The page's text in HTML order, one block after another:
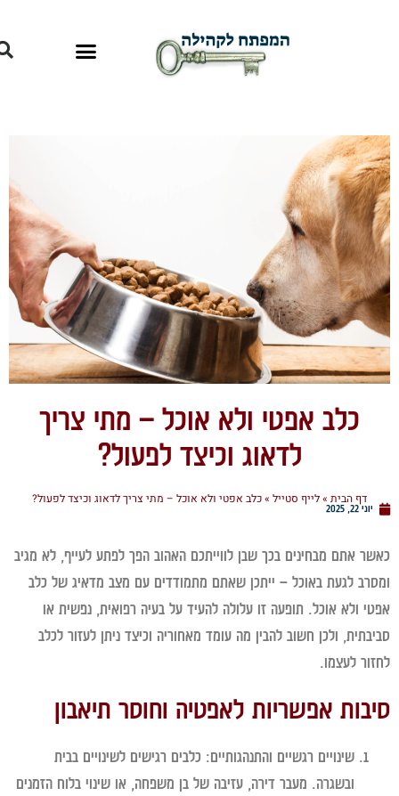
כלב אפטי ולא אוכל – מתי צריך
לדאוג וכיצד לפעול?
דף הבית»לייף סטייל »כלב אפטי ולא אוכל – מתי צריך לדאוג וכיצד לפעול?
יוני 22, 2025
אתם מבחינים בכך שבן לווייתכם האהוב הפך לפתע לעייף, לא מגיב
לגעת באוכל – ייתכן שאתם מתמודדים עם מצב מדאיג של כלב
ולא אוכל. תופעה זו עלולה להעיד על בעיה רפואית, נפשית או
ולכן חשוב להבין מה עומד מאחוריה וכיצד ניתן לעזור לכלב
לעצמו.
אפשריות לאפטיה וחוסר תיאבון
שינויים רגשיים והתנהגותיים:כלבים רגישים לשינויים בבית
ובשגרה. מעבר דירה, עזיבה של בן משפחה, או שינוי בלוח הזמנים